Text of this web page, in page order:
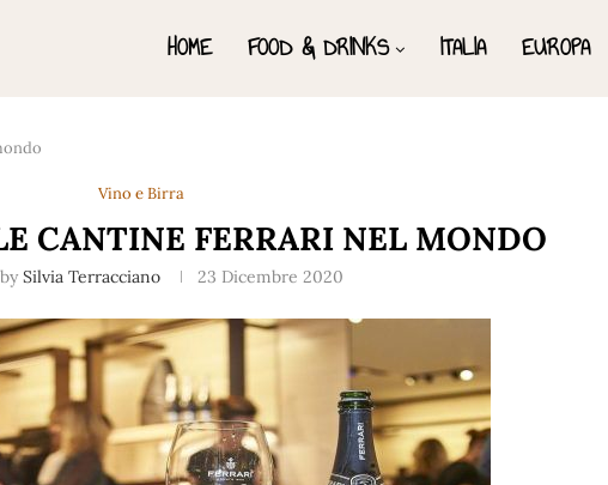
HOME FOOD & DRINKS ITALIA EUROPA
Vino e Birra
CANTINE FERRARI NEL MONDO
Silvia Terracciano 23 Dicembre 2020